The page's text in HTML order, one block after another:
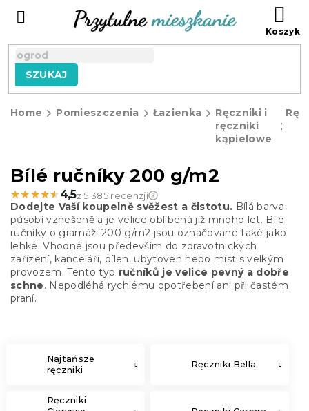
SZUKAJ
Home Pomieszczenia Łazienka
Ręczniki i
ręczniki
kąpielowe
Bílé ručníky 200 g/m2
★★★★★
★★★★★ 4,5z 5 385 recenzji
Dodejte Vaší koupelně svěžest a čistotu. Bílá barva
působí vznešeně a je velice oblíbená již mnoho let. Bílé
ručníky o gramáži 200 g/m2 jsou označované také jako
lehké. Vhodné jsou především do zdravotnických
zařízení, kanceláří, dílen, ubytoven nebo míst s velkým
provozem. Tento typ ručníků je velice pevný a dobře
schne. Nepodléhá rychlému opotřebení ani při častém
praní.
Najtańsze
ręczniki
Ręczniki Bella
Ręczniki